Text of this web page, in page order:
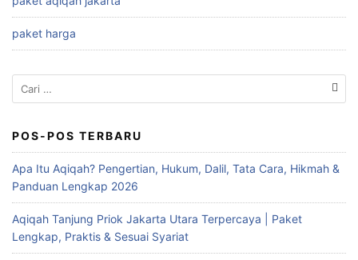
paket harga
Cari
untuk:
POS-POS TERBARU
Apa Itu Aqiqah? Pengertian, Hukum, Dalil, Tata Cara, Hikmah &
Panduan Lengkap 2026
Aqiqah Tanjung Priok Jakarta Utara Terpercaya | Paket
Lengkap, Praktis & Sesuai Syariat